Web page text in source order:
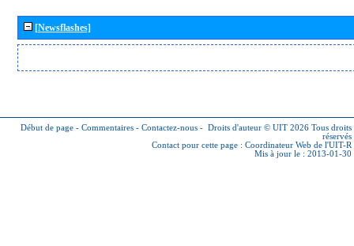
[Newsflashes]
Début de page - Commentaires - Contactez-nous - Droits d'auteur © UIT 2026 Tous droits
réservés
Contact pour cette page : Coordinateur Web de l'UIT-R
Mis à jour le : 2013-01-30